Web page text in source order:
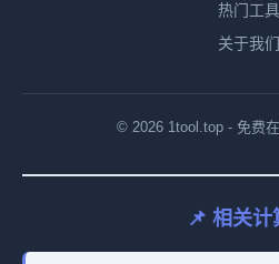
热门工具
关于我们
© 2026 1tool.top - 免费
📌 相关计